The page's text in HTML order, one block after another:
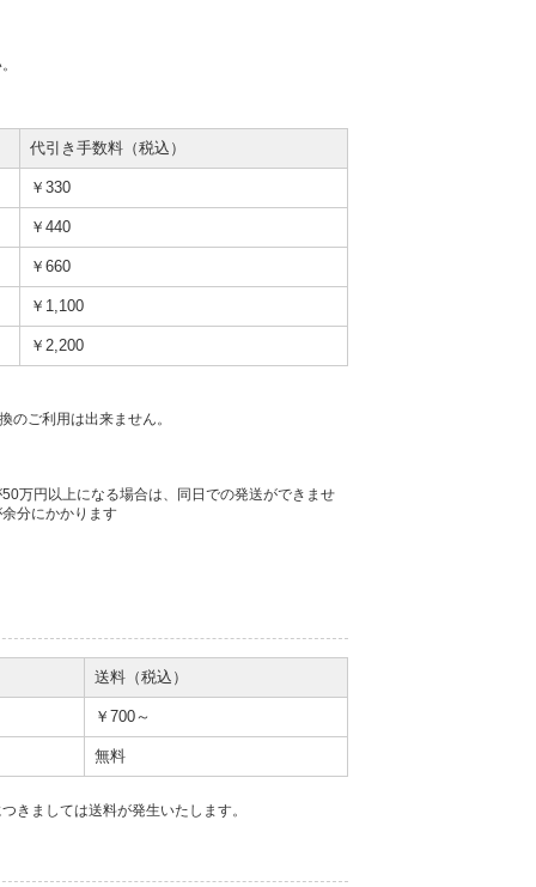
代引き手数料（税込）
￥330
￥440
￥660
￥1,100
￥2,200
ご利用は出来ません。
万円以上になる場合は、同日での発送ができませ
分にかかります
送料（税込）
￥700～
無料
きましては送料が発生いたします。